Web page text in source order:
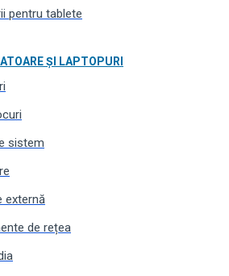
(scule) și utilaj
și instalații
business
pentru casă și grădină
pentru tablete
ȘI LAPTOPURI
sistem
externă
de rețea